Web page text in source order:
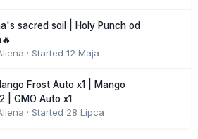
sacred soil | Holy Punch od
· Started 12 Maja
Frost Auto x1 | Mango
| GMO Auto x1
· Started 28 Lipca